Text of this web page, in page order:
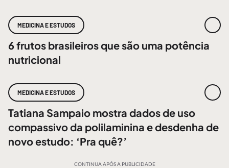
MEDICINA E ESTUDOS
6 frutos brasileiros que são uma potência
nutricional
MEDICINA E ESTUDOS
Tatiana Sampaio mostra dados de uso
compassivo da polilaminina e desdenha de
novo estudo: ‘Pra quê?’
CONTINUA APÓS A PUBLICIDADE